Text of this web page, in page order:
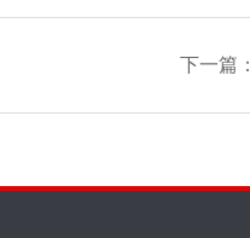
下一篇：